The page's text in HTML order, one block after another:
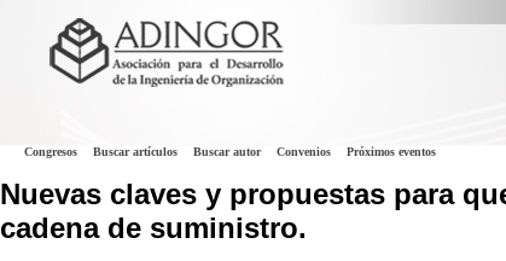
Congresos Buscar artículos Buscar autor Convenios Próximos eventos
Nuevas claves y propuestas para
cadena de suministro.